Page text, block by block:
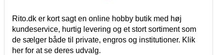
Rito.dk er kort sagt en online hobby butik med høj
kundeservice, hurtig levering og et stort sortiment som
de sælger både til private, engros og institutioner. Klik
her for at se deres udvalg.